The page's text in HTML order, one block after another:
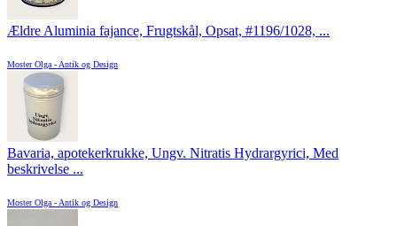
Ældre Aluminia fajance, Frugtskål, Opsat, #1196/1028, ...
Moster Olga - Antik og Design
Bavaria, apotekerkrukke, Ungv. Nitratis Hydrargyrici, Med
beskrivelse ...
Moster Olga - Antik og Design